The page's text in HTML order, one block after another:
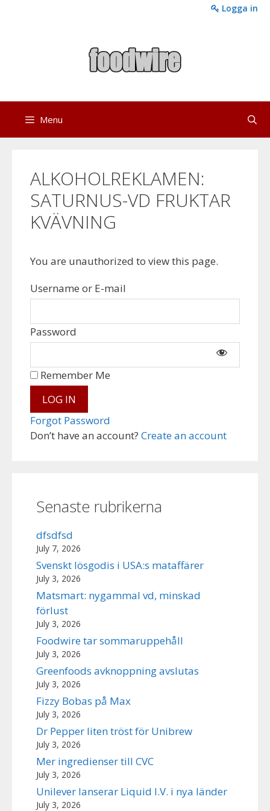
Logga in
Menu
ALKOHOLREKLAMEN:
SATURNUS-VD FRUKTAR
KVÄVNING
You are unauthorized to view this page.
Username or E-mail
Password
Don’t have an account? Create an account
Remember Me
Forgot Password
Senaste rubrikerna
dfsdfsd
July 7, 2026
Svenskt lösgodis i USA:s mataffärer
July 3, 2026
Matsmart: nygammal vd, minskad
förlust
July 3, 2026
Foodwire tar sommaruppehåll
July 3, 2026
Greenfoods avknoppning avslutas
July 3, 2026
Fizzy Bobas på Max
July 3, 2026
Dr Pepper liten tröst för Unibrew
July 3, 2026
Mer ingredienser till CVC
July 3, 2026
Unilever lanserar Liquid I.V. i nya länder
July 3, 2026